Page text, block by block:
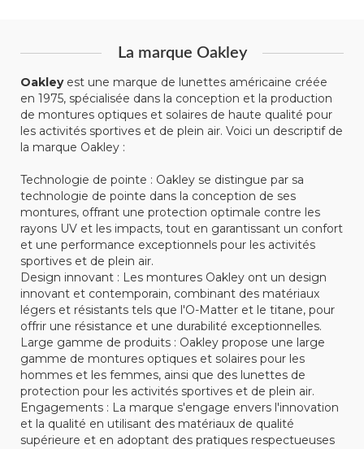
La marque Oakley
Oakleyest une marque de lunettes américaine créée
en 1975, spécialisée dans la conception et la production
de montures optiques et solaires de haute qualité pour
les activités sportives et de plein air. Voici un descriptif de
la marque Oakley :
Technologie de pointe : Oakley se distingue par sa
technologie de pointe dans la conception de ses
montures, offrant une protection optimale contre les
rayons UV et les impacts, tout en garantissant un confort
et une performance exceptionnels pour les activités
sportives et de plein air.
Design innovant : Les montures Oakley ont un design
innovant et contemporain, combinant des matériaux
légers et résistants tels que l'O-Matter et le titane, pour
offrir une résistance et une durabilité exceptionnelles.
Large gamme de produits : Oakley propose une large
gamme de montures optiques et solaires pour les
hommes et les femmes, ainsi que des lunettes de
protection pour les activités sportives et de plein air.
Engagements : La marque s'engage envers l'innovation
et la qualité en utilisant des matériaux de qualité
supérieure et en adoptant des pratiques respectueuses